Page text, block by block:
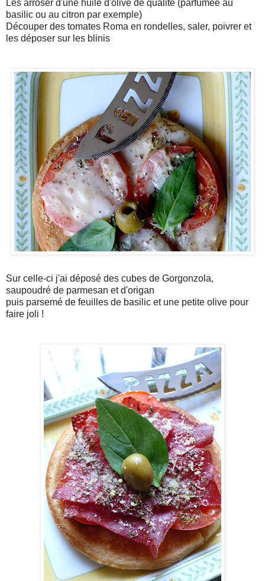
Les arroser d'une huile d'olive de qualité (parfumée au
basilic ou au citron par exemple)
Découper des tomates Roma en rondelles, saler, poivrer et
les déposer sur les blinis
Sur celle-ci j'ai déposé des cubes de Gorgonzola,
saupoudré de parmesan et d'origan
puis parsemé de feuilles de basilic et une petite olive pour
faire joli !